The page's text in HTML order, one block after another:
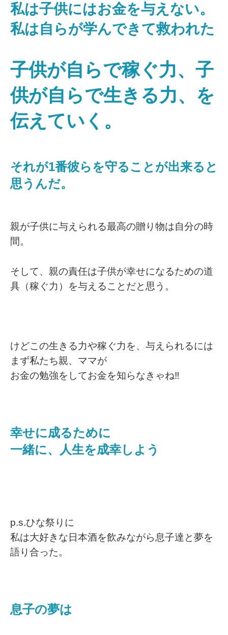
私は子供にはお金を与えない。
私は自らが学んできて救われた
子供が自らで稼ぐ力、子
供が自らで生きる力、を
伝えていく。
それが1番彼らを守ることが出来ると
思うんだ。
親が子供に与えられる最高の贈り物は自分の時
間。
そして、親の責任は子供が幸せになるための道
具（稼ぐ力）を与えることだと思う。
けどこの生きる力や稼ぐ力を、与えられるには
まず私たち親、ママが
お金の勉強をしてお金を知らなきゃね‼️
幸せに成るために
一緒に、人生を成幸しよう
p.s.ひな祭りに
私は大好きな日本酒を飲みながら息子達と夢を
語り合った。
息子の夢は